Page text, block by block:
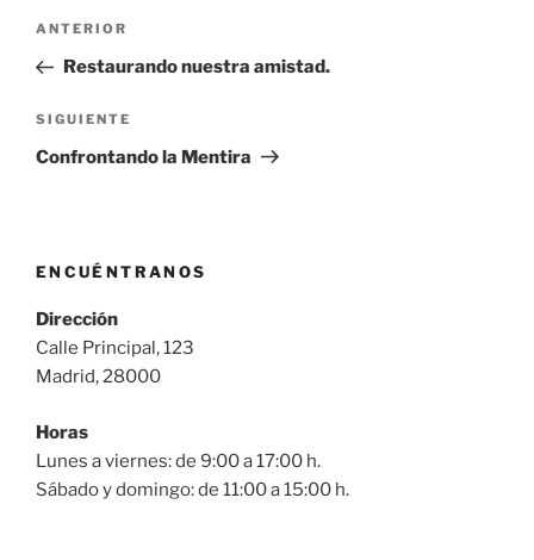
Navegación
entradas
Entrada
anterior:
ANTERIOR
Restaurando nuestra amistad.
Siguiente
entrada
SIGUIENTE
Confrontando la Mentira
ENCUÉNTRANOS
Dirección
Calle Principal, 123
Madrid, 28000
Horas
Lunes a viernes: de 9:00 a 17:00 h.
Sábado y domingo: de 11:00 a 15:00 h.